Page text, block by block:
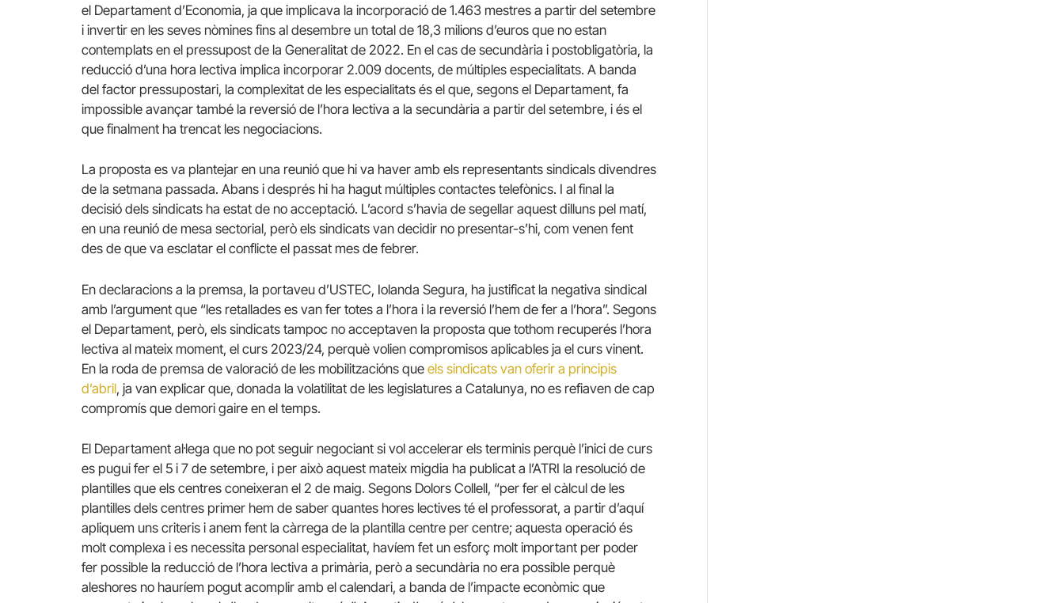
el Departament d’Economia, ja que implicava la incorporació de 1.463 mestres a partir del setembre
i invertir en les seves nòmines fins al desembre un total de 18,3 milions d’euros que no estan
contemplats en el pressupost de la Generalitat de 2022. En el cas de secundària i postobligatòria, la
reducció d’una hora lectiva implica incorporar 2.009 docents, de múltiples especialitats. A banda
del factor pressupostari, la complexitat de les especialitats és el que, segons el Departament, fa
impossible avançar també la reversió de l’hora lectiva a la secundària a partir del setembre, i és el
que finalment ha trencat les negociacions.
La proposta es va plantejar en una reunió que hi va haver amb els representants sindicals divendres
de la setmana passada. Abans i després hi ha hagut múltiples contactes telefònics. I al final la
decisió dels sindicats ha estat de no acceptació. L’acord s’havia de segellar aquest dilluns pel matí,
en una reunió de mesa sectorial, però els sindicats van decidir no presentar-s’hi, com venen fent
des de que va esclatar el conflicte el passat mes de febrer.
En declaracions a la premsa, la portaveu d’USTEC, Iolanda Segura, ha justificat la negativa sindical
amb l’argument que “les retallades es van fer totes a l’hora i la reversió l’hem de fer a l’hora”. Segons
el Departament, però, els sindicats tampoc no acceptaven la proposta que tothom recuperés l’hora
lectiva al mateix moment, el curs 2023/24, perquè volien compromisos aplicables ja el curs vinent.
En la roda de premsa de valoració de les mobilitzacións que els sindicats van oferir a principis
d’abril, ja van explicar que, donada la volatilitat de les legislatures a Catalunya, no es refiaven de cap
compromís que demori gaire en el temps.
El Departament al·lega que no pot seguir negociant si vol accelerar els terminis perquè l’inici de curs
es pugui fer el 5 i 7 de setembre, i per això aquest mateix migdia ha publicat a l’ATRI la resolució de
plantilles que els centres coneixeran el 2 de maig. Segons Dolors Collell, “per fer el càlcul de les
plantilles dels centres primer hem de saber quantes hores lectives té el professorat, a partir d’aquí
apliquem uns criteris i anem fent la càrrega de la plantilla centre per centre; aquesta operació és
molt complexa i es necessita personal especialitat, havíem fet un esforç molt important per poder
fer possible la reducció de l’hora lectiva a primària, però a secundària no era possible perquè
aleshores no hauríem pogut acomplir amb el calendari, a banda de l’impacte econòmic que